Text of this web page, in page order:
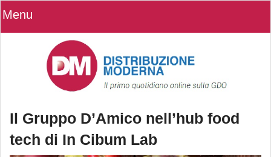
Menu
Il Gruppo D’Amico nell’hub food
tech di In Cibum Lab